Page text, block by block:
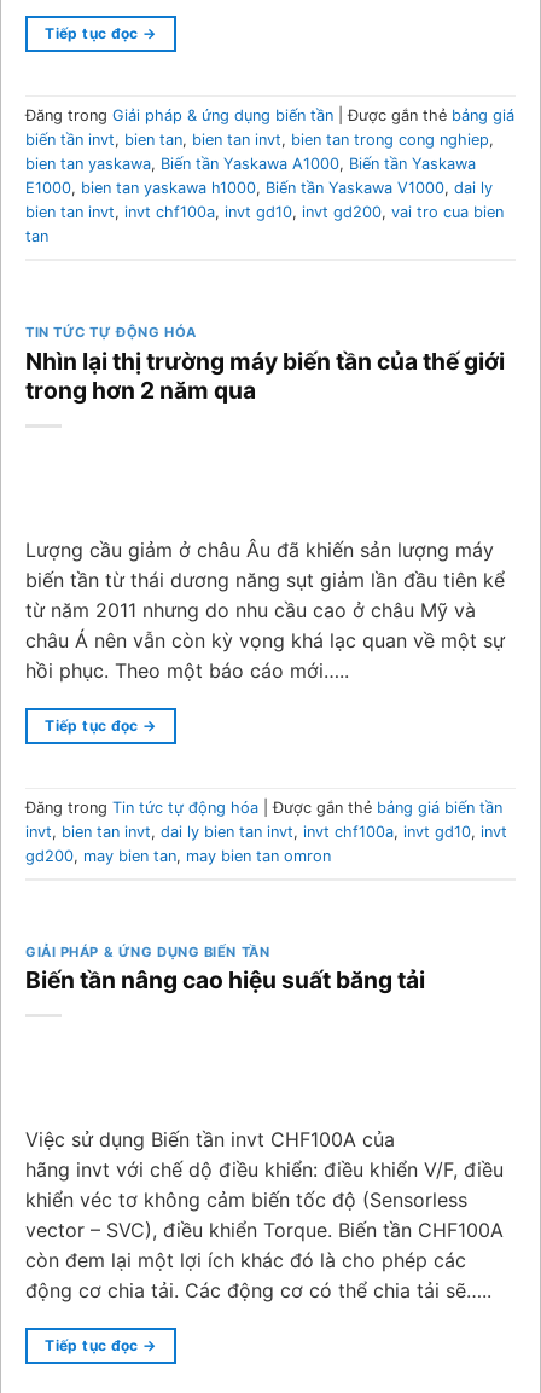
Tiếp tục đọc →
Đăng trong Giải pháp & ứng dụng biến tần |Được gắn thẻ bảng giá
biến tần invt, bien tan, bien tan invt, bien tan trong cong nghiep,
bien tan yaskawa, Biến tần Yaskawa A1000, Biến tần Yaskawa
E1000, bien tan yaskawa h1000, Biến tần Yaskawa V1000, dai ly
bien tan invt, invt chf100a, invt gd10, invt gd200, vai tro cua bien
tan
TIN TỨC TỰ ĐỘNG HÓA
Nhìn lại thị trường máy biến tần của thế giới
trong hơn 2 năm qua
Lượng cầu giảm ở châu Âu đã khiến sản lượng máy
biến tần từ thái dương năng sụt giảm lần đầu tiên kể
từ năm 2011 nhưng do nhu cầu cao ở châu Mỹ và
châu Á nên vẫn còn kỳ vọng khá lạc quan về một sự
hồi phục. Theo một báo cáo mới…..
Tiếp tục đọc →
Đăng trong Tin tức tự động hóa |Được gắn thẻ bảng giá biến tần
invt, bien tan invt, dai ly bien tan invt, invt chf100a, invt gd10, invt
gd200, may bien tan, may bien tan omron
GIẢI PHÁP & ỨNG DỤNG BIẾN TẦN
Biến tần nâng cao hiệu suất băng tải
Việc sử dụng Biến tần invt CHF100A của
hãng invt với chế dộ điều khiển: điều khiển V/F, điều
khiển véc tơ không cảm biến tốc độ (Sensorless
vector – SVC), điều khiển Torque. Biến tần CHF100A
còn đem lại một lợi ích khác đó là cho phép các
động cơ chia tải. Các động cơ có thể chia tải sẽ…..
Tiếp tục đọc →